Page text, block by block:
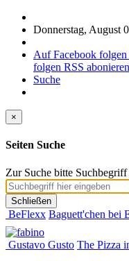
Donnerstag, August
Auf Facebook folgen
folgen RSS abonieren
Suche
×
Seiten Suche
Zur Suche bitte
Schließen
BeFlexx Baguett'chen bei
Gustavo Gusto The Pizza